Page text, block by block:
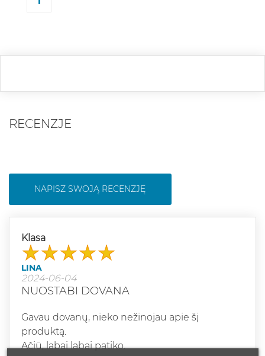
RECENZJE
NAPISZ SWOJĄ RECENZJĘ
Klasa
LINA
2024-06-04
NUOSTABI DOVANA
Gavau dovanų, nieko nežinojau apie šį
produktą.
Ačiū, labai labai patiko.